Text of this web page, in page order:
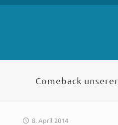
Comeback
8. April 2014